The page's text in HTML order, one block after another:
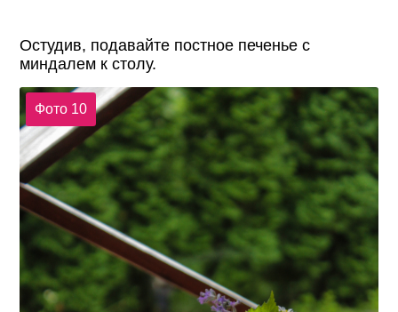
Остудив, подавайте постное печенье с
миндалем к столу.
Фото 10